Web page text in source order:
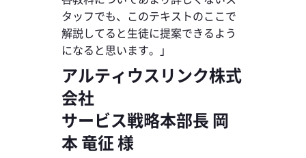
タッフでも、このテキストのここで
解説してると生徒に提案できるよう
になると思います。」
アルティウスリンク株式
会社
サービス戦略本部長 岡
本 竜征 様